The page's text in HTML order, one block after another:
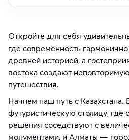
Откройте для себя
где современность
древней историей, а
востока создают
путешествия.
Начнем наш путь с
футуристическую столицу, где
решения соседствуют с
монументами, и Алматы —